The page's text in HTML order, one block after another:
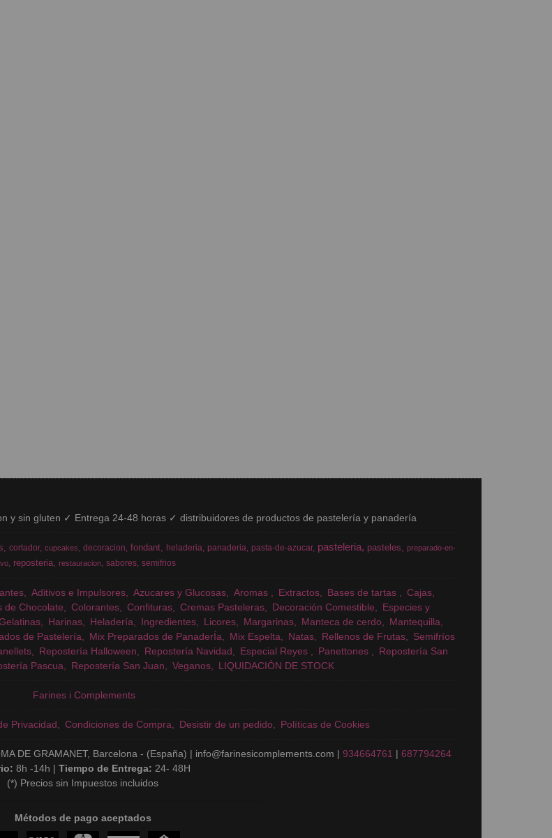
y sin gluten ✓ Entrega 24-48 horas ✓ distribuidores de productos de pastelería y panadería
cortador cupcakes decoracion fondant heladeria panaderia pasta-de-azucar pasteleria pasteles
preparado-en-
reposteria restauracion sabores semifrios
Aditivos e Impulsores Azucares y Glucosas Aromas Extractos Bases de tartas
Cajas
de Chocolate Colorantes Confituras Cremas Pasteleras Decoración Comestible
Especies y
Harinas Heladería Ingredientes Licores Margarinas Manteca de cerdo
Mantequilla
de Pastelería Mix Preparados de PanaderÍa Mix Espelta Natas Rellenos de Frutas
Semifríos
Repostería Halloween Repostería Navidad Especial Reyes Panettones
Repostería San
Pascua Repostería San Juan Veganos LIQUIDACIÓN DE STOCK
Farines i Complements
Privacidad Condiciones de Compra Desistir de un pedido Políticas de Cookies
DE GRAMANET, Barcelona - (España) | info@farinesicomplements.com | 934664761 | 687794264
8h -14h |Tiempo de Entrega: 24- 48H
(*) Precios sin Impuestos incluidos
Métodos de pago aceptados